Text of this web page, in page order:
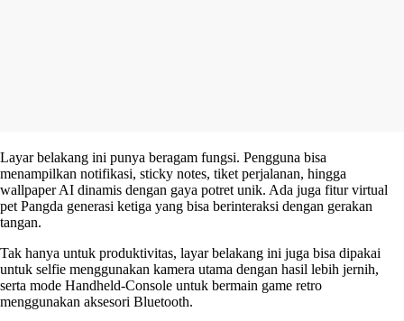
Layar belakang ini punya beragam fungsi. Pengguna bisa
menampilkan notifikasi, sticky notes, tiket perjalanan, hingga
wallpaper AI dinamis dengan gaya potret unik. Ada juga fitur virtual
pet Pangda generasi ketiga yang bisa berinteraksi dengan gerakan
tangan.
Tak hanya untuk produktivitas, layar belakang ini juga bisa dipakai
untuk selfie menggunakan kamera utama dengan hasil lebih jernih,
serta mode Handheld-Console untuk bermain game retro
menggunakan aksesori Bluetooth.